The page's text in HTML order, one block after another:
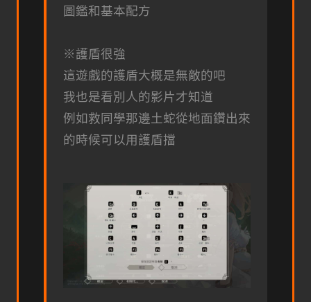
圖鑑和基本配方
※護盾很強
這遊戲的護盾大概是無敵的吧
我也是看別人的影片才知道
例如救同學那邊土蛇從地面鑽出來
的時候可以用護盾擋